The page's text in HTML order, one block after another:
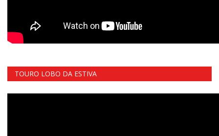
TOURO LOBO DA ESTIVA